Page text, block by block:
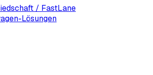
/ FastLane
Lösungen